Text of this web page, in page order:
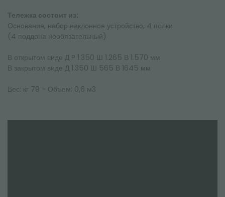
Тележка состоит из:
Основание, набор наклонное устройство, 4 полки
(4 поддона необязательный)
В открытом виде Д P 1.350 Ш 1.265 В 1.570 мм
В закрытом виде Д 1.350 Ш 565 В 1645 мм
Вес: кг 79 - Объем: 0,6 м3